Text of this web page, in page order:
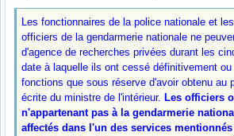
Les fonctionnaires de la police nationale et
officiers de la gendarmerie nationale ne
d'agence de recherches privées durant les
date à laquelle ils ont cessé définitivement
fonctions que sous réserve d'avoir obtenu au
écrite du ministre de l'intérieur. Les officiers
n'appartenant pas à la gendarmerie
affectés dans l'un des services